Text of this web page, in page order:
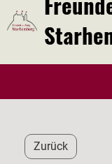
Zurück